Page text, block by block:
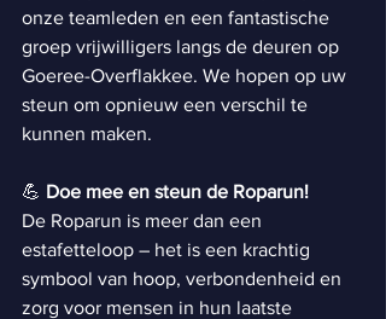
onze teamleden en een fantastische
groep vrijwilligers langs de deuren op
Goeree-Overflakkee. We hopen op uw
steun om opnieuw een verschil te
kunnen maken.
💪 Doe mee en steun de Roparun!
De Roparun is meer dan een
estafetteloop – het is een krachtig
symbool van hoop, verbondenheid en
zorg voor mensen in hun laatste